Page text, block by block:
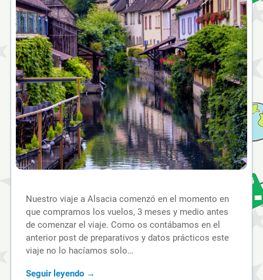
Nuestro viaje a Alsacia comenzó en el momento en
que compramos los vuelos, 3 meses y medio antes
de comenzar el viaje. Como os contábamos en el
anterior post de preparativos y datos prácticos este
viaje no lo hacíamos solo…
Seguir leyendo →